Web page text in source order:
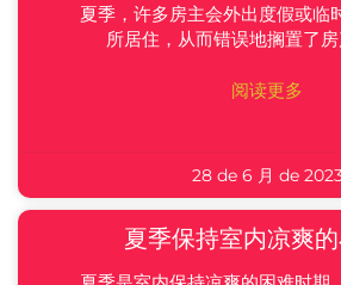
夏季，许多房主会外出度假或临
所居住，从而错误地搁置了房
阅读更多
28 de 6 月 de
夏季保持室内凉爽